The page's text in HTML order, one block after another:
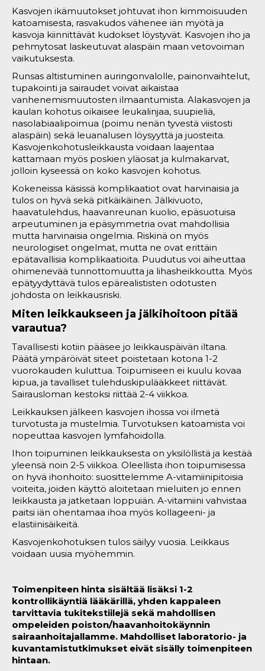
Kasvojen ikämuutokset johtuvat ihon kimmoisuuden
katoamisesta, rasvakudos vähenee iän myötä ja
kasvoja kiinnittävät kudokset löystyvät. Kasvojen iho ja
pehmytosat laskeutuvat alaspäin maan vetovoiman
vaikutuksesta.
Runsas altistuminen auringonvalolle, painonvaihtelut,
tupakointi ja sairaudet voivat aikaistaa
vanhenemismuutosten ilmaantumista. Alakasvojen ja
kaulan kohotus oikaisee leukalinjaa, suupieliä,
nasolabiaalipoimua (poimu nenän tyvestä viistosti
alaspäin) sekä leuanalusen löysyyttä ja juosteita.
Kasvojenkohotusleikkausta voidaan laajentaa
kattamaan myös poskien yläosat ja kulmakarvat,
jolloin kyseessä on koko kasvojen kohotus.
Kokeneissa käsissä komplikaatiot ovat harvinaisia ja
tulos on hyvä sekä pitkäikäinen. Jälkivuoto,
haavatulehdus, haavanreunan kuolio, epäsuotuisa
arpeutuminen ja epäsymmetria ovat mahdollisia
mutta harvinaisia ongelmia. Riskinä on myös
neurologiset ongelmat, mutta ne ovat erittäin
epätavallisia komplikaatioita. Puudutus voi aiheuttaa
ohimenevää tunnottomuutta ja lihasheikkoutta. Myös
epätyydyttävä tulos epärealististen odotusten
johdosta on leikkausriski.
Miten leikkaukseen ja jälkihoitoon pitää
varautua?
Tavallisesti kotiin pääsee jo leikkauspäivän iltana.
Päätä ympäröivät siteet poistetaan kotona 1-2
vuorokauden kuluttua. Toipumiseen ei kuulu kovaa
kipua, ja tavalliset tulehduskipulääkkeet riittävät.
Sairausloman kestoksi riittää 2-4 viikkoa.
Leikkauksen jälkeen kasvojen ihossa voi ilmetä
turvotusta ja mustelmia. Turvotuksen katoamista voi
nopeuttaa kasvojen lymfahoidolla.
Ihon toipuminen leikkauksesta on yksilöllistä ja kestää
yleensä noin 2-5 viikkoa. Oleellista ihon toipumisessa
on hyvä ihonhoito: suosittelemme A-vitamiinipitoisia
voiteita, joiden käyttö aloitetaan mieluiten jo ennen
leikkausta ja jatketaan loppuiän. A-vitamiini vahvistaa
paitsi iän ohentamaa ihoa myös kollageeni- ja
elastiinisäikeitä.
Kasvojenkohotuksen tulos säilyy vuosia. Leikkaus
voidaan uusia myöhemmin.
Toimenpiteen hinta sisältää lisäksi 1-2
kontrollikäyntiä lääkärillä, yhden kappaleen
tarvittavia tukitekstiilejä sekä mahdollisen
ompeleiden poiston/haavanhoitokäynnin
sairaanhoitajallamme. Mahdolliset laboratorio- ja
kuvantamistutkimukset eivät sisälly toimenpiteen
hintaan.